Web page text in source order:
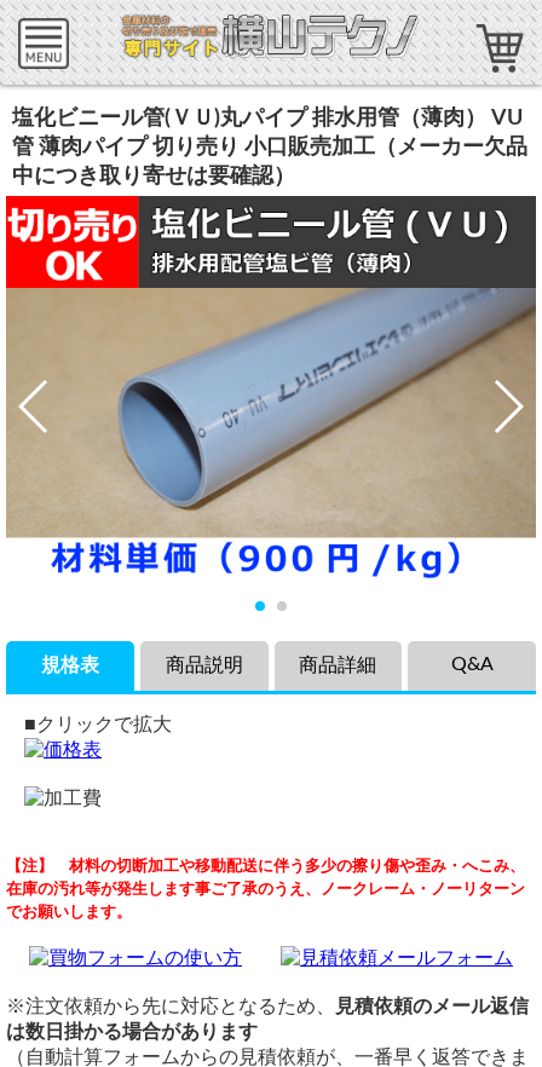
塩化ビニール管(ＶＵ)丸パイプ 排水用管（薄肉） VU
管 薄肉パイプ 切り売り 小口販売加工（メーカー欠品
中につき取り寄せは要確認）
規格表
■クリックで拡大
商品説明
排水用配管材・塩化ビニール管（VU）の各品サイズの希望
寸法での切り売りです。
錆びに強くて長持ちする排水用配管材・塩ビ管（VU）。薄
肉管なのでVP管と比べて重量が軽くなっています。
排水配管や配管補修、DIY工作など多用途にご利用いただけ
ます。
価格
重量1.0kg当りの基準単価900円（単価倍率1.00）税込
商品詳細
排水用配管材・塩ビ管 VU管
定尺
定尺：4,000mm
切断
切断公差：±1.0mm ～ （Φ/100またはL/1000)mm
加工
塩ビ管は加工不可
Q&A
（ 2026/06/16 ）
VU100A（塩ビパイプ）１本（4ｍ）の納期と金額を教えてください。
納期目安：在庫あり・注文確定後3営業日程度で出荷予定
横山テクノ（ 2026/06/17 ）
【注】 材料の切断加工や移動配送に伴う多少の擦り傷や歪み・へこみ、
在庫の汚れ等が発生します事ご了承のうえ、ノークレーム・ノーリターン
でお願いします。
※注文依頼から先に対応となるため、
見積依頼のメール返信
は数日掛かる場合があります
（自動計算フォームからの見積依頼が、一番早く返答できま